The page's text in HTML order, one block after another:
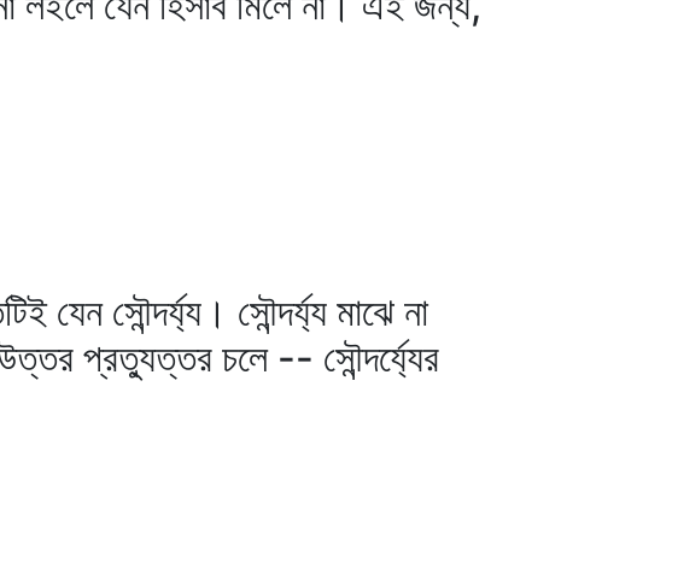
যেন সৌন্দর্য্য। সৌন্দর্য্য মাঝে না
উত্তর প্রত্যুত্তর চলে -- সৌন্দর্য্যের